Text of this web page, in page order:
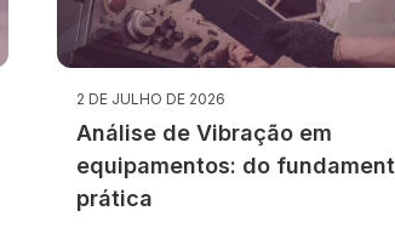
2 DE JULHO DE 2026
Análise de Vibração em
equipamentos: do
prática